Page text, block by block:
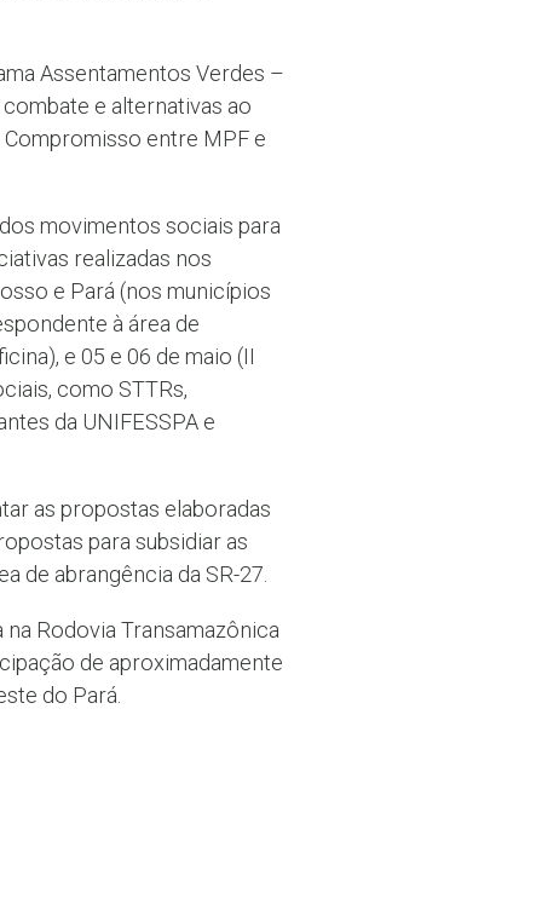
Assentamentos Verdes –
e alternativas ao
entre MPF e
movimentos sociais para
realizadas nos
e Pará (nos municípios
à área de
e 05 e 06 de maio (II
como STTRs,
da UNIFESSPA e
as propostas elaboradas
para subsidiar as
de abrangência da SR-27.
Rodovia Transamazônica
de aproximadamente
do Pará.